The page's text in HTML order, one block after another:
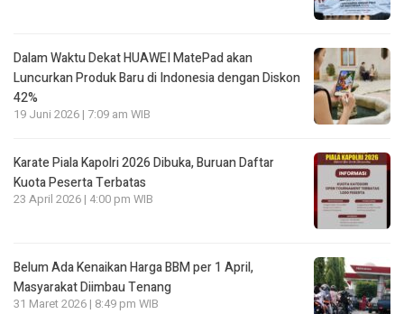
Dalam Waktu Dekat HUAWEI MatePad akan
Luncurkan Produk Baru di Indonesia dengan Diskon
42%
19 Juni 2026 | 7:09 am WIB
Karate Piala Kapolri 2026 Dibuka, Buruan Daftar
Kuota Peserta Terbatas
23 April 2026 | 4:00 pm WIB
Belum Ada Kenaikan Harga BBM per 1 April,
Masyarakat Diimbau Tenang
31 Maret 2026 | 8:49 pm WIB